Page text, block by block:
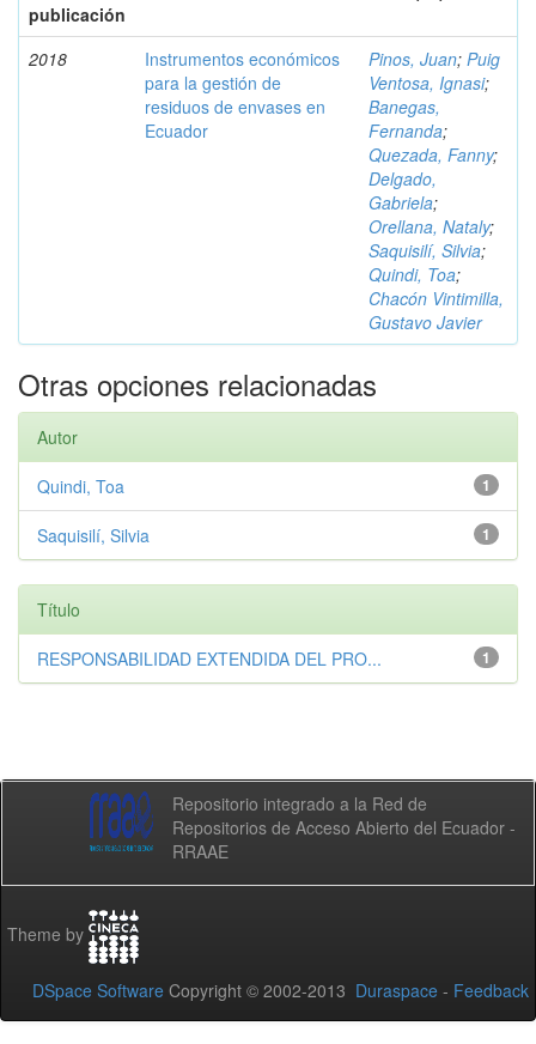
publicación
2018
Instrumentos económicos
para la gestión de
residuos de envases en
Ecuador
Pinos, Juan; Puig
Ventosa, Ignasi;
Banegas,
Fernanda;
Quezada, Fanny;
Delgado,
Gabriela;
Orellana, Nataly;
Saquisilí, Silvia;
Quindi, Toa;
Chacón Vintimilla,
Gustavo Javier
Otras opciones relacionadas
Autor
1
Quindi, Toa
1
Saquisilí, Silvia
Título
1
RESPONSABILIDAD EXTENDIDA DEL PRO...
Repositorio integrado a la Red de
Repositorios de Acceso Abierto del Ecuador -
RRAAE
Theme by
DSpace Software Copyright © 2002-2013 Duraspace - Feedback